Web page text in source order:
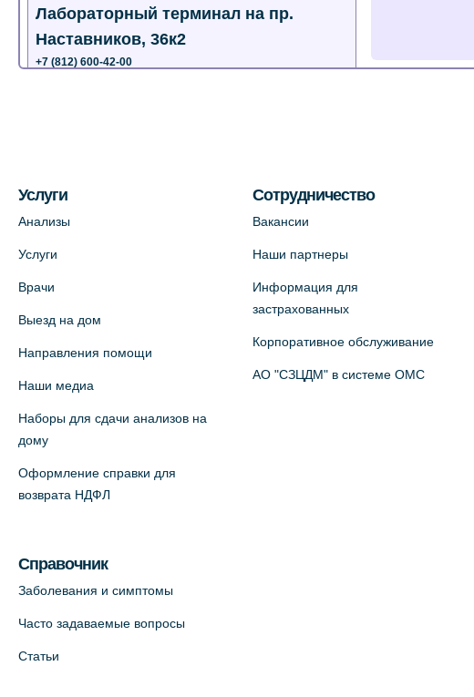
Лабораторный терминал на пр.
Наставников, 36к2
+7 (812) 600-42-00
Пестеля, 25А
Медицинский центр на Богатырском
пр., 4 (официальный партнер)
Медицинский центр на ул. Моисеенко,
+7 (812) 660-73-69
Медицинский центр на пр.
Просвещения, 12к2 (официальный
Услуги
Анализы
Услуги
Врачи
Выезд на дом
Направления помощи
Наши медиа
Наборы для сдачи анализов на
дому
Оформление справки для
возврата НДФЛ
Справочник
Заболевания и симптомы
Часто задаваемые вопросы
Статьи
Сотрудничество
Вакансии
Наши партнеры
Информация для
застрахованных
Корпоративное обслуживание
АО "СЗЦДМ" в системе ОМС